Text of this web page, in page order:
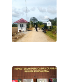
WN
KEPRI